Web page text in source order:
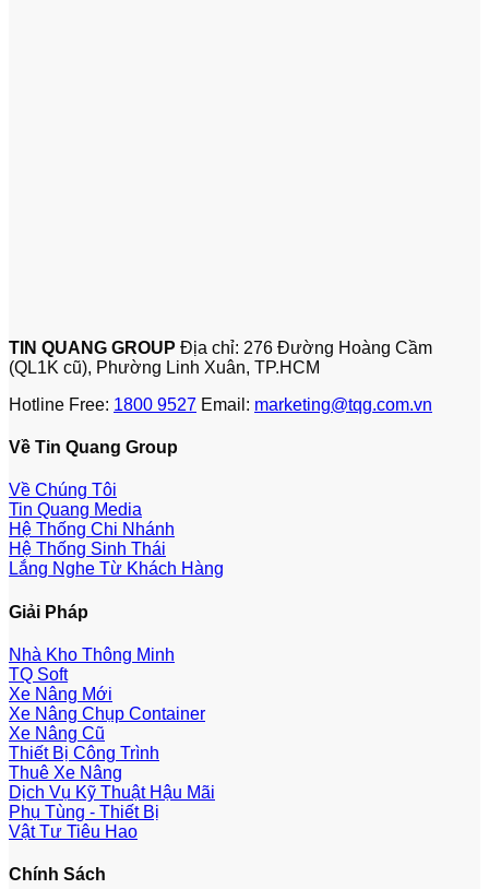
TIN QUANG GROUP Địa chỉ: 276 Đường Hoàng Cầm
(QL1K cũ), Phường Linh Xuân, TP.HCM
Hotline Free: 1800 9527 Email: marketing@tqg.com.vn
Về Tin Quang Group
Về Chúng Tôi
Tin Quang Media
Hệ Thống Chi Nhánh
Hệ Thống Sinh Thái
Lắng Nghe Từ Khách Hàng
Giải Pháp
Nhà Kho Thông Minh
TQ Soft
Xe Nâng Mới
Xe Nâng Chụp Container
Xe Nâng Cũ
Thiết Bị Công Trình
Thuê Xe Nâng
Dịch Vụ Kỹ Thuật Hậu Mãi
Phụ Tùng - Thiết Bị
Vật Tư Tiêu Hao
Chính Sách